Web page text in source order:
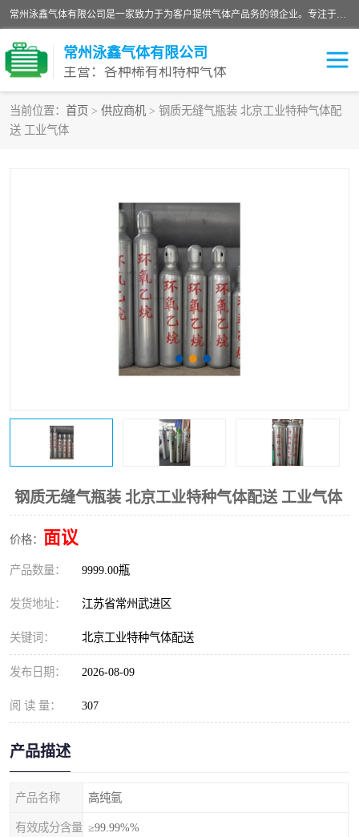
常州泳鑫气体有限公司是一家致力于为客户提供气体产品务的领企业。专注于环氧乙烷剂、环氧乙烷、高纯气体以及稀有和特种气体的研发、生产、销售和配送，产品广泛应用于医疗、电子、科研、化工、食品等多个领域。主要产品有：环氧乙烷灭菌剂，环氧乙烷，高纯氩，氮，氪，氙，氖，氘，笑，氦，氢，氧等各种稀有和特种气体。
常州泳鑫气体有限公司
主营：各种稀有和特种气体
当前位置： 首页 > 供应商机 > 钢质无缝气瓶装 北京工业特种气体配
送 工业气体
钢质无缝气瓶装 北京工业特种气体配送 工业气体
价格： 面议
产品数量： 9999.00瓶
发货地址： 江苏省常州武进区
关键词： 北京工业特种气体配送
发布日期： 2026-08-09
阅 读 量： 307
产品描述
产品名称 高纯氩
有效成分含量 ≥99.99%%
高纯氦气